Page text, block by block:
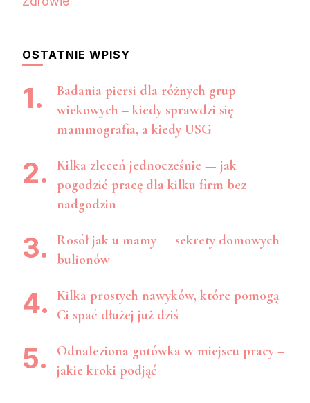
OSTATNIE WPISY
Badania piersi dla różnych grup
wiekowych – kiedy sprawdzi się
mammografia, a kiedy USG
Kilka zleceń jednocześnie — jak
pogodzić pracę dla kilku firm bez
nadgodzin
Rosół jak u mamy — sekrety domowych
bulionów
Kilka prostych nawyków, które pomogą
Ci spać dłużej już dziś
Odnaleziona gotówka w miejscu pracy –
jakie kroki podjąć